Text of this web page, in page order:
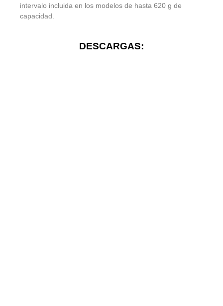
intervalo incluida en los modelos de hasta 620 g de
capacidad.
DESCARGAS: